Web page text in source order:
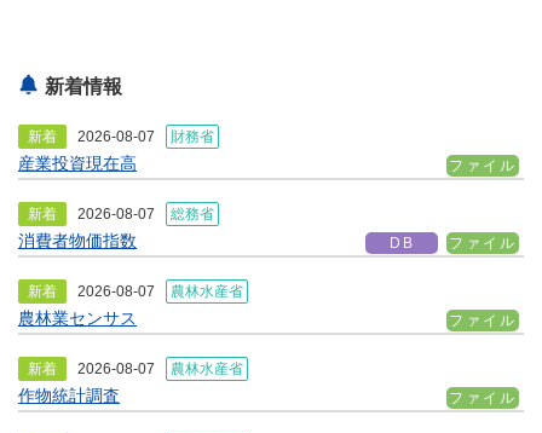
新着情報
新着 2026-08-07 財務省
産業投資現在高 ファイル
新着 2026-08-07 総務省
消費者物価指数 DB ファイル
新着 2026-08-07 農林水産省
農林業センサス ファイル
新着 2026-08-07 農林水産省
作物統計調査 ファイル